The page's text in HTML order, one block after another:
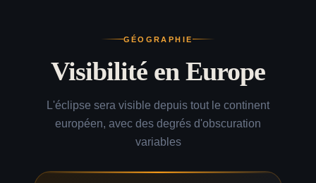
GÉOGRAPHIE
Visibilité en Europe
L'éclipse sera visible depuis tout le continent
européen, avec des degrés d'obscuration
variables